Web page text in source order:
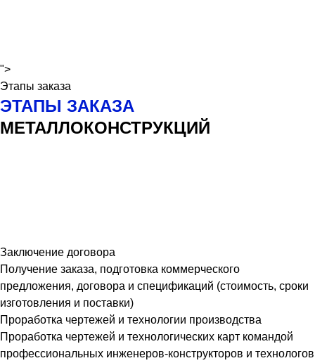
">
Этапы заказа
ЭТАПЫ ЗАКАЗА
МЕТАЛЛОКОНСТРУКЦИЙ
Заключение договора
Получение заказа, подготовка коммерческого
предложения, договора и спецификаций (стоимость, сроки
изготовления и поставки)
Проработка чертежей и технологии производства
Проработка чертежей и технологических карт командой
профессиональных инженеров-конструкторов и технологов